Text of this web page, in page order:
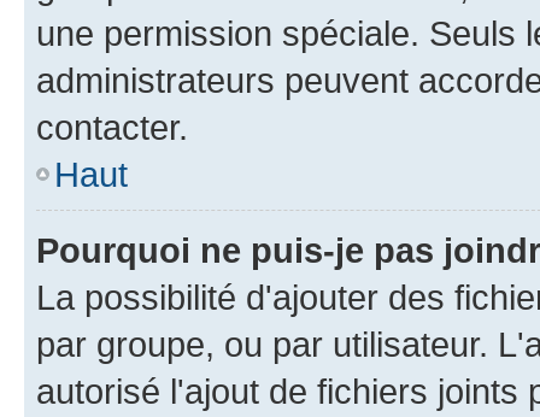
une permission spéciale. Seuls
administrateurs peuvent
contacter.
Haut
Pourquoi ne puis-je pas
La possibilité d'ajouter des
par groupe, ou par utilisateur.
autorisé l'ajout de fichiers joints